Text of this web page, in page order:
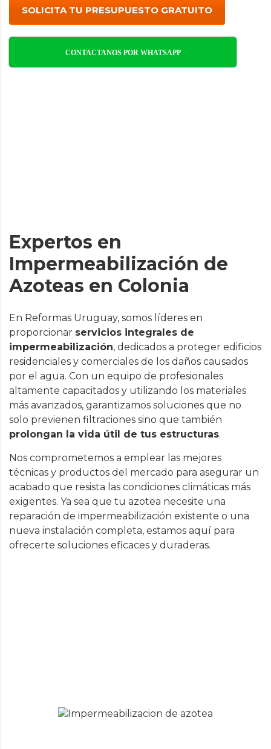
SOLICITA TU PRESUPUESTO GRATUITO
CONTACTANOS POR WHATSAPP
Expertos en
Impermeabilización de
Azoteas en Colonia
En Reformas Uruguay, somos líderes en
proporcionar servicios integrales de
impermeabilización, dedicados a proteger edificios
residenciales y comerciales de los daños causados
por el agua. Con un equipo de profesionales
altamente capacitados y utilizando los materiales
más avanzados, garantizamos soluciones que no
solo previenen filtraciones sino que también
prolongan la vida útil de tus estructuras.
Nos comprometemos a emplear las mejores
técnicas y productos del mercado para asegurar un
acabado que resista las condiciones climáticas más
exigentes. Ya sea que tu azotea necesite una
reparación de impermeabilización existente o una
nueva instalación completa, estamos aquí para
ofrecerte soluciones eficaces y duraderas.